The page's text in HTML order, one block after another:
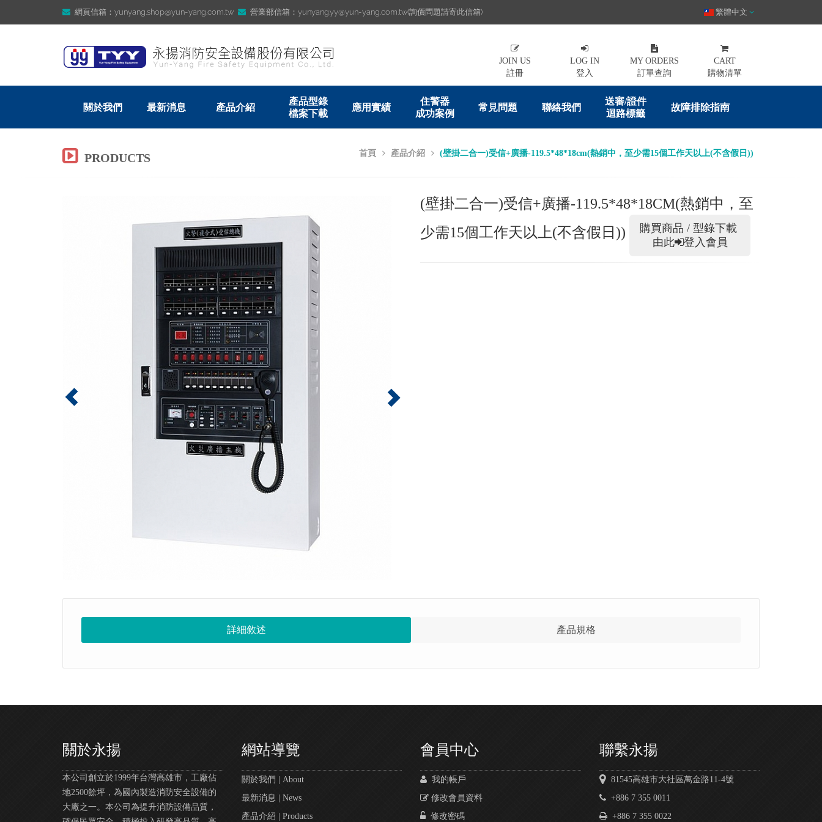
網頁信箱：yunyang.shop@yun-yang.com.tw 營業部信箱：yunyang.yy@yun-yang.com.tw(詢價問題請寄此信箱) 繁體中文
JOIN US
註冊
LOG IN
登入
MY ORDERS
訂單查詢
CART
購物清單
關於我們 最新消息 產品介紹
產品型錄
檔案下載
應用實績
住警器
成功案例
常見問題 聯絡我們
送審/證件
迴路標籤
故障排除指南
首頁 產品介紹 (壁掛二合一)受信+廣播-119.5*48*18cm(熱銷中，至少需15個工作天以上(不含假日))
PRODUCTS
(壁掛二合一)受信+廣播-119.5*48*18CM(熱銷中，至
少需15個工作天以上(不含假日))
購買商品 / 型錄下載
由此
登入會員
詳細敘述 產品規格
關於永揚
本公司創立於1999年台灣高雄市，工廠佔
地2500餘坪，為國內製造消防安全設備的
大廠之一。本公司為提升消防設備品質，
網站導覽
關於我們 | About
最新消息 | News
產品介紹 | Products
會員中心
我的帳戶
修改會員資料
修改密碼
聯繫永揚
81545高雄市大社區萬金路11-4號
+886 7 355 0011
+886 7 355 0022